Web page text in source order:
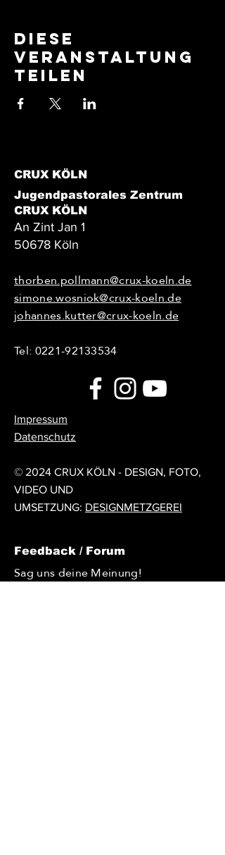
Diese
Veranstaltung
teilen
CRUX KÖLN
Jugendpastorales Zentrum
CRUX KÖLN
An Zint Jan 1
50678 Köln
thorben.pollmann@crux-koeln.de
simone.wosniok@crux-koeln.de
johannes.kutter@crux-koeln.de
Tel:0221-92133534
Impressum
Datenschutz
© 2024 CRUX KÖLN - DESIGN, FOTO,
VIDEO UND
UMSETZUNG: DESIGNMETZGEREI
Feedback / Forum
Sag uns deine Meinung!